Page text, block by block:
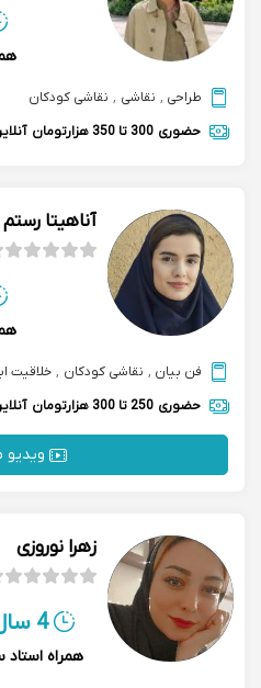
طراحی , نقاشی , نقاشی کودکان
حضوری 300 تا 350 هزارتومان
آناهیتا رستم
فن بیان , نقاشی کودکان , خلاقیت
حضوری 250 تا 300 هزارتومان
ویدیو
زهرا نوروزی
4 سال
همراه استاد